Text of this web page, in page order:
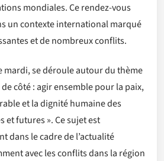
mondiales. Ce rendez-vous
un contexte international marqué
et de nombreux conflits.
mardi, se déroule autour du thème
côté : agir ensemble pour la paix,
et la dignité humaine des
et futures ». Ce sujet est
dans le cadre de l’actualité
avec les conflits dans la région